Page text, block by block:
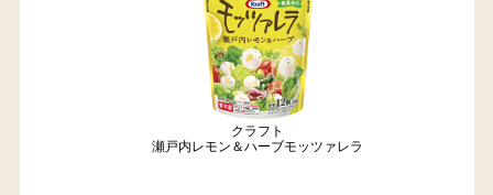
クラフト
瀬戸内レモン＆ハーブモッツァレラ